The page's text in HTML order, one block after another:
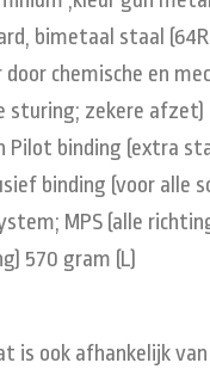
bimetaal staal
chemische en
sturing; zekere afzet)
Pilot binding (extra
binding (voor alle
MPS (alle
570 gram (L)
is ook afhankelijk